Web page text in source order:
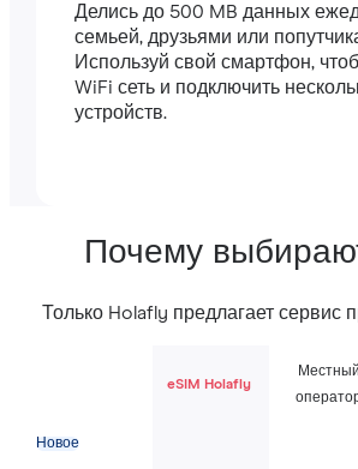
Делись до 500 MB данных
семьей, друзьями или
Используй свой смартфон,
WiFi сеть и подключить
устройств.
Почему
Только Holafly предлагает сервис
eSIM Holafly
Местный
Новое